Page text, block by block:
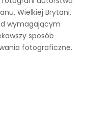
Wielkiej Brytani,
wymagającym
sposób
fotograficzne.